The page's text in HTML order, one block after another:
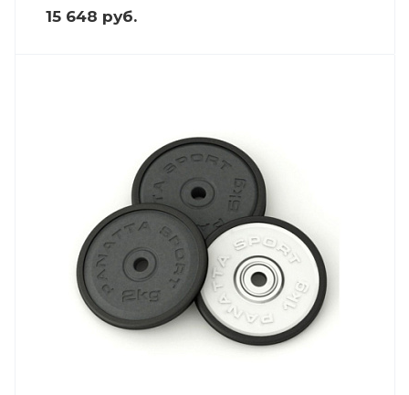
15 648 руб.